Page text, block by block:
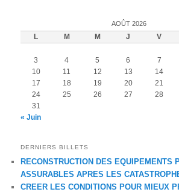
AOÛT 2026
L M M J V
3
4 5 6 7
10
11 12 13 14
17
18 19 20 21
24
25 26 27 28
31
« Juin
DERNIERS BILLETS
RECONSTRUCTION DES EQUIPEMENTS
ASSURABLES APRES LES
CREER LES CONDITIONS POUR MIEUX